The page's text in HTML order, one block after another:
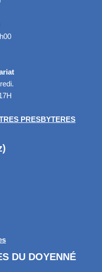
PRESBYTERES
DU DOYENNÉ